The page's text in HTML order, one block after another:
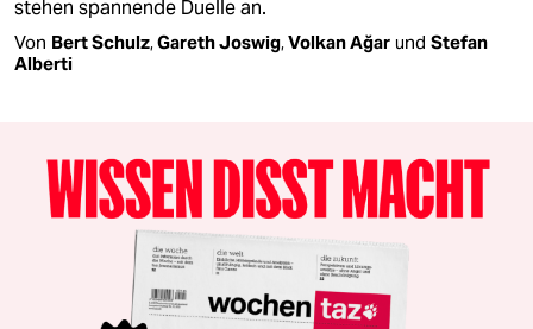
stehen spannende Duelle an.
Von Bert Schulz,Gareth Joswig,Volkan Ağar und Stefan
Alberti